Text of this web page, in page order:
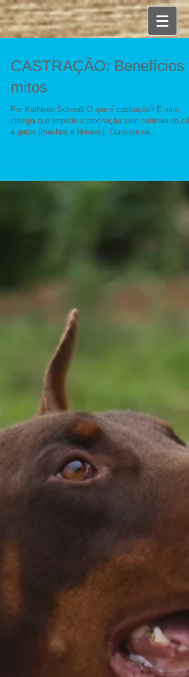
CASTRAÇÃO: Benefícios e
mitos
Por Kathleen Schwab O que é castração? É uma
cirurgia que impede a procriação sem controle de
e gatos (machos e fêmeas). Consiste na...